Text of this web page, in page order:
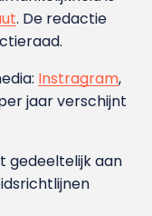
. De redactie
Instragram,
jaar verschijnt
gedeeltelijk aan